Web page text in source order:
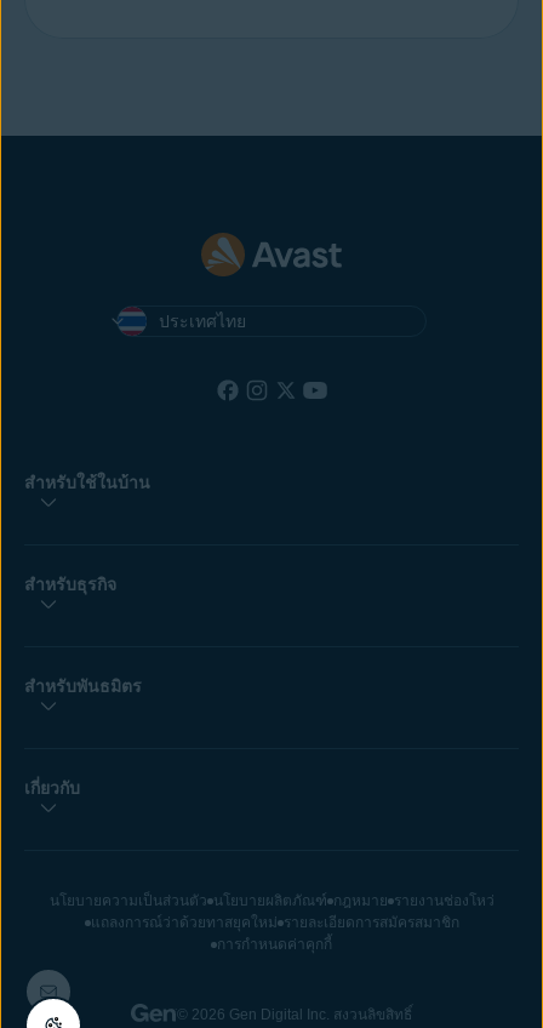
ประเทศไทย
สำหรับใช้ในบ้าน
สำหรับธุรกิจ
สำหรับพันธมิตร
เกี่ยวกับ
นโยบายความเป็นส่วนตัว นโยบายผลิตภัณฑ์ กฎหมาย รายงานช่องโหว่
แถลงการณ์ว่าด้วยทาสยุคใหม่ รายละเอียดการสมัครสมาชิก
การกำหนดค่าคุกกี้
© 2026 Gen Digital Inc. สงวนลิขสิทธิ์